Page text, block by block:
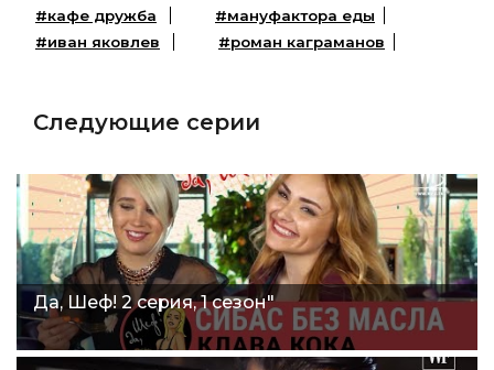
#кафе дружба
#мануфактора еды
#иван яковлев
#роман каграманов
Следующие серии
Да, Шеф! 2 серия, 1 сезон"